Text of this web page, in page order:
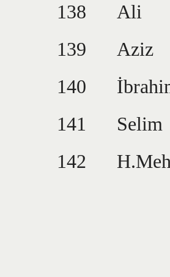
138
Ali
139
Aziz
140
141
Selim
142